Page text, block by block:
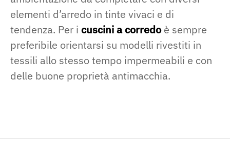
elementi d’arredo in tinte vivaci e di
tendenza. Per i cuscini a corredoè sempre
preferibile orientarsi su modelli rivestiti in
tessili allo stesso tempo impermeabili e con
delle buone proprietà antimacchia.